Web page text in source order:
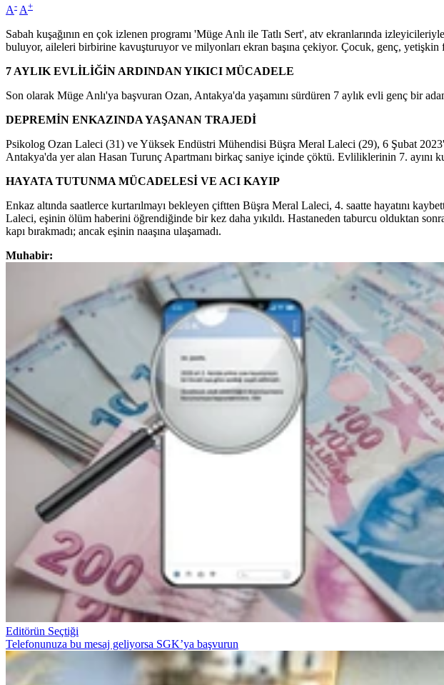
A- A+
Sabah kuşağının en çok izlenen programı 'Müge Anlı ile Tatlı Sert', atv ekranlarında
buluyor, aileleri birbirine kavuşturuyor ve milyonları ekran başına çekiyor. Çocuk, genç, yetişkin
7 AYLIK EVLİLİĞİN ARDINDAN YIKICI MÜCADELE
Son olarak Müge Anlı'ya başvuran Ozan, Antakya'da yaşamını sürdüren 7 aylık evli genç bir
DEPREMİN ENKAZINDA YAŞANAN TRAJEDİ
Psikolog Ozan Laleci (31) ve Yüksek Endüstri Mühendisi Büşra Meral Laleci (29), 6 Şubat
Antakya'da yer alan Hasan Turunç Apartmanı birkaç saniye içinde çöktü. Evliliklerinin 7. ayını
HAYATA TUTUNMA MÜCADELESİ VE ACI KAYIP
Enkaz altında saatlerce kurtarılmayı bekleyen çiftten Büşra Meral Laleci, 4. saatte hayatını
Laleci, eşinin ölüm haberini öğrendiğinde bir kez daha yıkıldı. Hastaneden taburcu olduktan
kapı bırakmadı; ancak eşinin naaşına ulaşamadı.
Muhabir:
Editörün Seçtiği
Telefonunuza bu mesaj geliyorsa SGK’ya başvurun